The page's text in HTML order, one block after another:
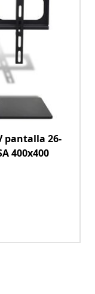
pantalla 26-
400x400